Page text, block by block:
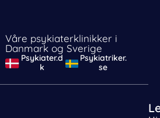
Våre psykiaterklinikker i
Danmark og Sverige
Psykiater.d
k
Psykiatriker.
se